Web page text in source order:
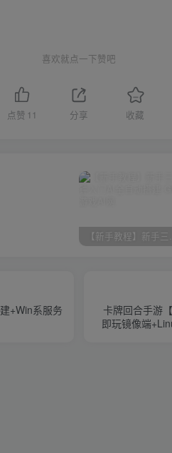
喜欢就点一下赞吧
点赞 11 分享 收藏
+Win系服务
卡牌回合手游
即玩镜像端